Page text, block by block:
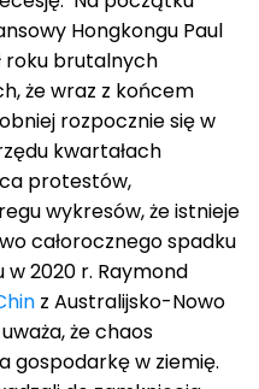
Hongkongu Paul
roku brutalnych
że wraz z końcem
rozpocznie się w
kwartałach
protestów,
wykresów, że istnieje
całorocznego spadku
2020 r. Raymond
z Australijsko-Nowo
że chaos
gospodarkę w ziemię.